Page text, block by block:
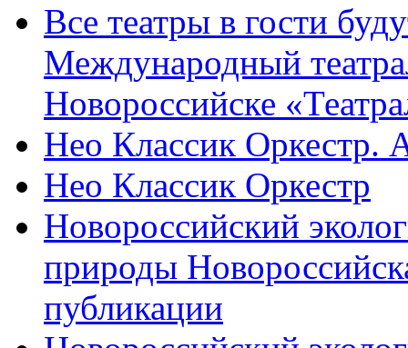
Все театры в гости
Международный
Новороссийске
Нео Классик Оркестр.
Нео Классик Оркестр
Новороссийский
природы
публикации